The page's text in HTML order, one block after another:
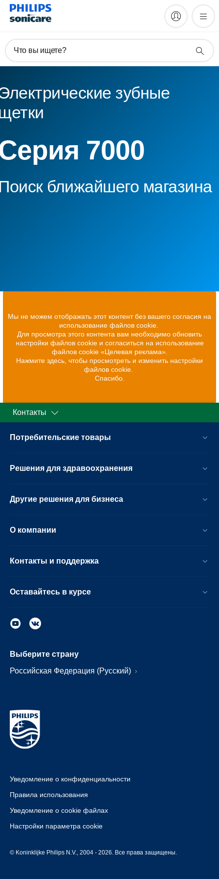
Что вы ищете?
зубные
7000
ближайшего магазина
Мы не можем отображать этот контент без вашего согласия на
использование файлов cookie.
Для просмотра этого контента вам необходимо обновить
настройки файлов cookie и согласиться на использование
файлов cookie «Целевая реклама».
Нажмите здесь, чтобы просмотреть и изменить настройки
файлов cookie.
Спасибо.
Контакты
Потребительские товары
Решения для здравоохранения
Другие решения для бизнеса
О компании
Контакты и поддержка
Оставайтесь в курсе
Выберите страну
Российская Федерация (Русский)
Уведомление о конфиденциальности
Правила использования
Уведомление о cookie файлах
Настройки параметра cookie
© Koninklijke Philips N.V., 2004 - 2026. Все права защищены.